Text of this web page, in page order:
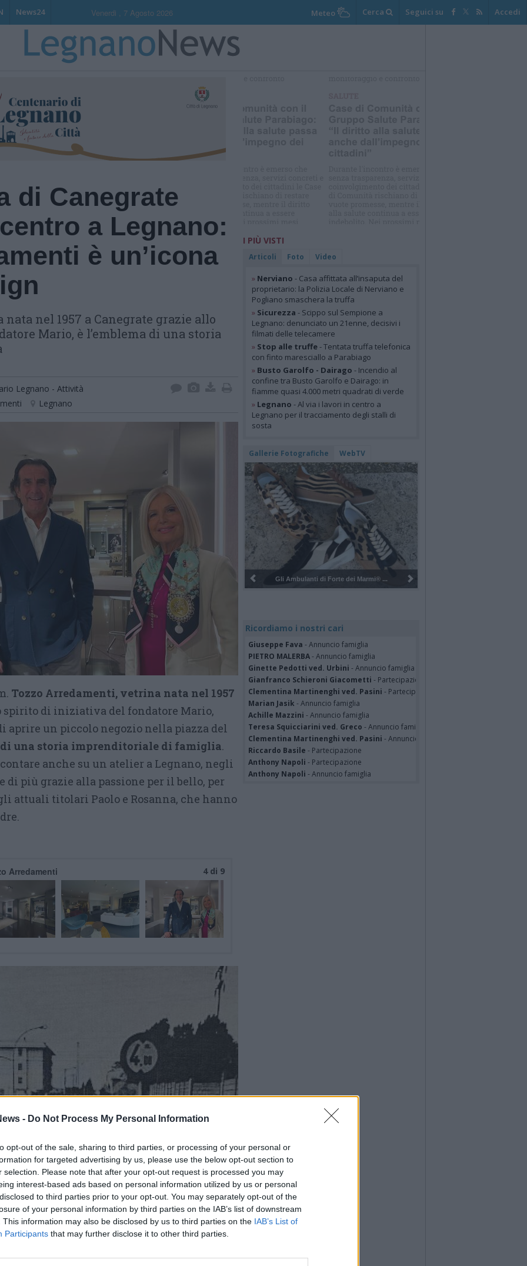
- Do Not Process My Personal Information
opt-out of the sale, sharing to third parties, or processing of your personal or
for targeted advertising by us, please use the below opt-out section to
selection. Please note that after your opt-out request is processed you may
interest-based ads based on personal information utilized by us or personal
to third parties prior to your opt-out. You may separately opt-out of the
of your personal information by third parties on the IAB’s list of downstream
This information may also be disclosed by us to third parties on the IAB’s List of
Participants that may further disclose it to other third parties.
News24 Venerdi , 7 Agosto 2026 Meteo Cerca Seguici su Accedi
di Canegrate
a Legnano:
è un’icona
nel 1957 a Canegrate grazie allo
Mario, è l’emblema di una storia
Legnano - Attività
Legnano
Tozzo Arredamenti, vetrina nata nel 1957
spirito di iniziativa del fondatore Mario,
aprire un piccolo negozio nella piazza del
di una storia imprenditoriale di famiglia.
anche su un atelier a Legnano, negli
di più grazie alla passione per il bello, per
attuali titolari Paolo e Rosanna, che hanno
Arredamenti 4 di 9
Room
I PIÙ VISTI
Articoli Foto Video
» Nerviano - Casa affittata all’insaputa del
proprietario: la Polizia Locale di Nerviano e
Pogliano smaschera la truffa
» Sicurezza - Scippo sul Sempione a
Legnano: denunciato un 21enne, decisivi i
filmati delle telecamere
» Stop alle truffe- Tentata truffa telefonica
con finto maresciallo a Parabiago
» Busto Garolfo - Dairago - Incendio al
confine tra Busto Garolfo e Dairago: in
fiamme quasi 4.000 metri quadrati di verde
» Legnano - Al via i lavori in centro a
Legnano per il tracciamento degli stalli di
sosta
Gallerie Fotografiche WebTV
Pulizia del bosco del Rugareto a ...
Ricordiamo i nostri cari
Giuseppe Fava - Annuncio famiglia
PIETRO MALERBA- Annuncio famiglia
Ginette Pedotti ved. Urbini - Annuncio famiglia
Gianfranco Schieroni Giacometti - Partecipazione
Clementina Martinenghi ved. Pasini - Partecipazione
Marian Jasik - Annuncio famiglia
Achille Mazzini - Annuncio famiglia
Teresa Squicciarini ved. Greco - Annuncio famiglia
Clementina Martinenghi ved. Pasini - Annuncio famiglia
Riccardo Basile - Partecipazione
Anthony Napoli - Partecipazione
Anthony Napoli - Annuncio famiglia